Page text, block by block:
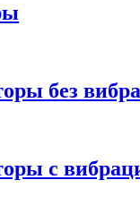
без
с